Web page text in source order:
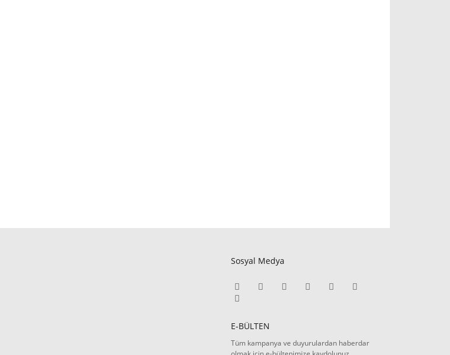
Sosyal Medya
E-BÜLTEN
Tüm kampanya ve duyurulardan haberdar